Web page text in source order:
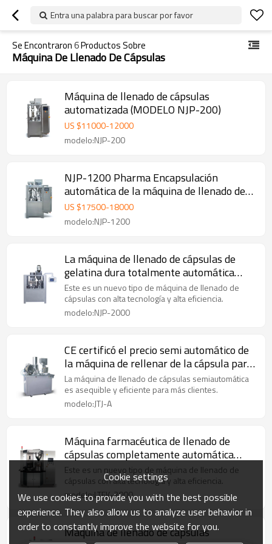
Entra una palabra para buscar por favor
Se Encontraron6Productos Sobre
Máquina De Llenado De Cápsulas
Máquina de llenado de cápsulas
automatizada (MODELO NJP-200)
US $11000-12000
modelo:NJP-200
NJP-1200 Pharma Encapsulación
automática de la máquina de llenado de
cápsulas
US $17500-18000
modelo:NJP-1200
La máquina de llenado de cápsulas de
gelatina dura totalmente automática
NJP-2000 aprobó el CE
Este es un nuevo tipo de máquina de llenado de
cápsulas con alta tecnología y alta eficiencia.
modelo:NJP-2000
CE certificó el precio semi automático de
la máquina de rellenar de la cápsula para
la cápsula
La máquina de llenado de cápsulas semiautomática
es asequible y eficiente para más clientes.
modelo:JTJ-A
Máquina farmacéutica de llenado de
cápsulas completamente automática
LTFK-3000 de nueva generación
Maquinaria farmacéutica
Este es un nuevo tipo de máquina de llenado de
cápsulas con alta tecnología y alta eficiencia.
modelo:LTFK-3000
Máquina de llenado de cápsulas
Cookie settings
We use cookies to provide you with the best possible
experience. They also allow us to analyze user behavior in
order to constantly improve the website for you.